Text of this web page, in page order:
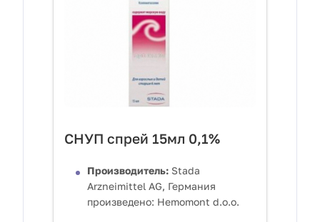
СНУП спрей 15мл 0,1%
Производитель: Stada
Arzneimittel AG, Германия
произведено: Hemomont d.o.o.